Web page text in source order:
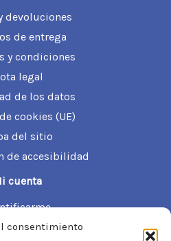
consentimiento
devoluciones
de entrega
y condiciones
legal
de los datos
cookies (UE)
del sitio
de accesibilidad
cuenta
de mi cuenta